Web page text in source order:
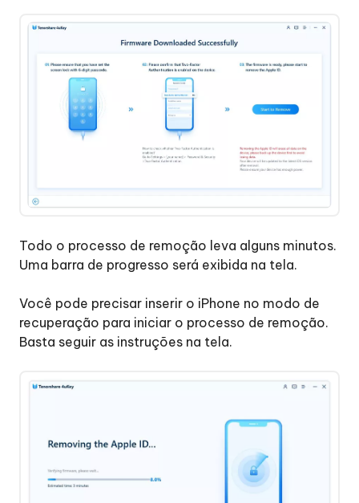
Todo o processo de remoção leva alguns minutos.
Uma barra de progresso será exibida na tela.
Você pode precisar inserir o iPhone no modo de
recuperação para iniciar o processo de remoção.
Basta seguir as instruções na tela.